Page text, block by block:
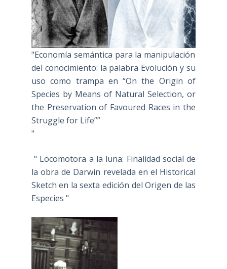
"Economía semántica para la manipulación
del conocimiento: la palabra Evolución y su
uso como trampa en “On the Origin of
Species by Means of Natural Selection, or
the Preservation of Favoured Races in the
Struggle for Life””
"
" Locomotora a la luna: Finalidad social de
la obra de Darwin revelada en el Historical
Sketch en la sexta edición del Origen de las
Especies "